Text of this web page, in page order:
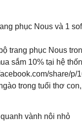
phục Nous và 1
trang phục Nous
sắm 10% tại hệ
share/p/
trong tuổi thơ
vành nôi nhỏ